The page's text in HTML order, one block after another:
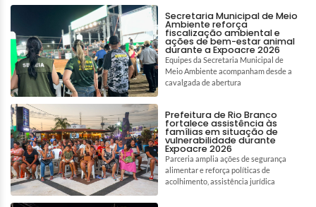
Secretaria Municipal de Meio
Ambiente reforça
fiscalização ambiental e
ações de bem-estar animal
durante a Expoacre 2026
Equipes da Secretaria Municipal de
Meio Ambiente acompanham desde a
cavalgada de abertura
Prefeitura de Rio Branco
fortalece assistência às
famílias em situação de
vulnerabilidade durante
Expoacre 2026
Parceria amplia ações de segurança
alimentar e reforça políticas de
acolhimento, assistência jurídica